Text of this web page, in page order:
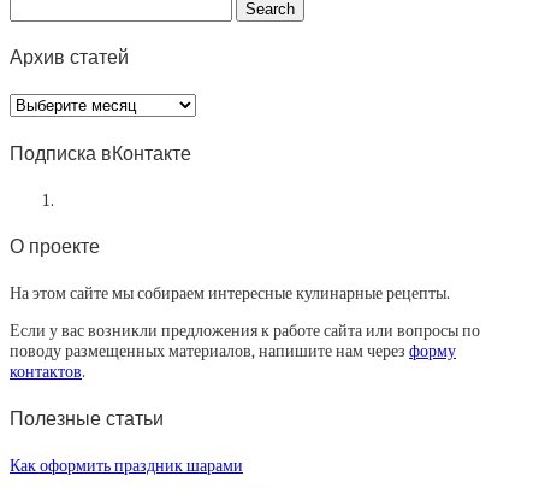
Архив статей
Архив
статей
Подписка вКонтакте
О проекте
На этом сайте мы собираем интересные кулинарные рецепты.
Если у вас возникли предложения к работе сайта или вопросы по
поводу размещенных материалов, напишите нам через форму
контактов.
Полезные статьи
Как оформить праздник шарами